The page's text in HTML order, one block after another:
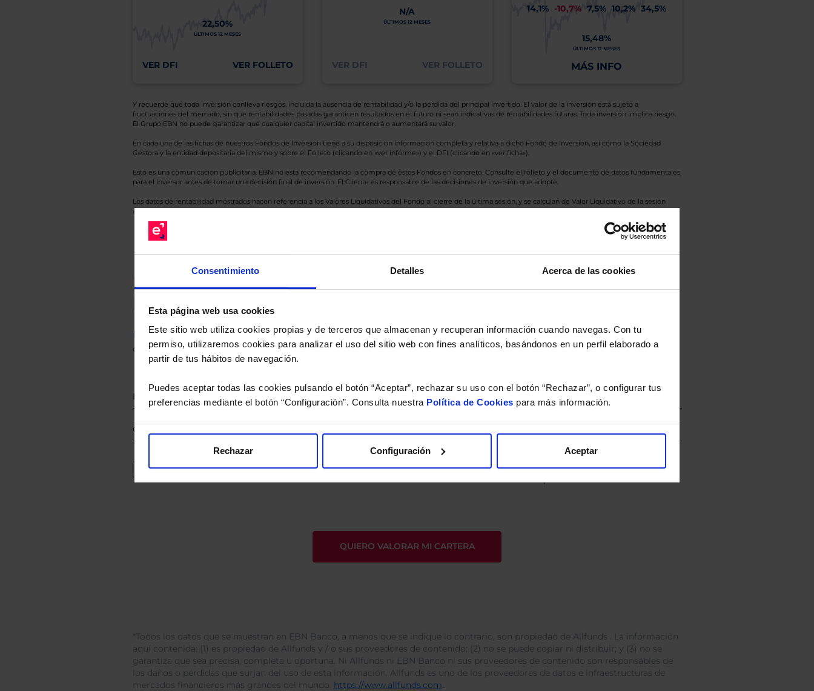
Consentimiento Detalles Acerca de las cookies
Esta página web usa cookies
Este sitio web utiliza cookies propias y de terceros que almacenan y recuperan información cuando navegas. Con tu
permiso, utilizaremos cookies para analizar el uso del sitio web con fines analíticos, basándonos en un perfil elaborado a
partir de tus hábitos de navegación.
Puedes aceptar todas las cookies pulsando el botón “Aceptar”, rechazar su uso con el botón “Rechazar”, o configurar tus
preferencias mediante el botón “Configuración”. Consulta nuestra Política de Cookies para más información.
Rechazar Configuración Aceptar
22,50%
ÚLTIMOS 12 MESES
VER DFI VER FOLLETO
N/A
ÚLTIMOS 12 MESES
VER DFI VER FOLLETO
14,1% -10,7% 7,5% 10,2% 34,5%
15,48%
ÚLTIMOS 12 MESES
MÁS INFO
Y recuerde que toda inversión conlleva riesgos, incluida la ausencia de rentabilidad y/o la pérdida del principal invertido. El valor de la inversión está sujeto a
fluctuaciones del mercado, sin que rentabilidades pasadas garanticen resultados en el futuro ni sean indicativas de rentabilidades futuras. Toda inversión implica riesgo.
El Grupo EBN no puede garantizar que cualquier capital invertido mantendrá o aumentará su valor.
En cada una de las fichas de nuestros Fondos de Inversión tiene a su disposición información completa y relativa a dicho Fondo de Inversión, así como la Sociedad
Gestora y la entidad depositaria del mismo y sobre el Folleto (clicando en «ver informe») y el DFI (clicando en «ver ficha»).
Esto es una comunicación publicitaria. EBN no está recomendando la compra de estos Fondos en concreto. Consulte el folleto y el documento de datos fundamentales
para el inversor antes de tomar una decisión final de inversión. El Cliente es responsable de las decisiones de inversión que adopte.
Los datos de rentabilidad mostrados hacen referencia a los Valores Liquidativos del Fondo al cierre de la última sesión, y se calculan de Valor Liquidativo de la sesión
anterior a Valor Liquidativo actual con reinversión de dividendos si el fondo es de reparto. Todas las rentabilidades mostradas están en la divisa Euro.
Recomendado.
Le hacemos un estudio gratuito de su cartera.
Descárguese el archivoe indíquenos los ISINs de sus Fondos y nuestros expertos le enviarán un estudio gratuito
de sus alternativas de Clases Limpias con las que podrá ahorrar en sus costes.
He leídola política de privacidady consiento el
tratamiento de mis datos personales.
*Todos los datos que se muestran en EBN Banco, a menos que se indique lo contrario, son propiedad de Allfunds . La información
aquí contenida: (1) es propiedad de Allfunds y / o sus proveedores de contenido; (2) no se puede copiar ni distribuir; y (3) no se
garantiza que sea precisa, completa u oportuna. Ni Allfunds ni EBN Banco ni sus proveedores de contenido son responsables de
los daños o pérdidas que surjan del uso de esta información. Allfunds es uno de los proveedores de datos e infraestructuras de
mercados financieros más grandes del mundo. https://www.allfunds.com.